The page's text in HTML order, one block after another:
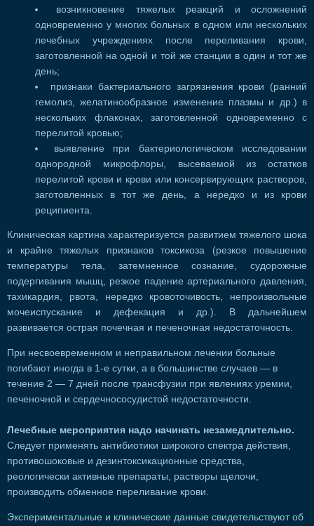
возникновение тяжелых реакций и осложнений
одновременно у многих больных в одном или нескольких
лечебных учреждениях после переливания крови,
заготовленной на одной и той же станции в один и тот же
день;
признаки бактериального загрязнения крови (ранний
гемолиз, желатинообразное изменение плазмы и др.) в
нескольких флаконах, заготовленной одновременно с
перелитой кровью;
выявление при бактериологическом исследовании
однородной микрофлоры, высеваемой из остатков
перелитой крови и крови или консервирующих растворов,
заготовленных в тот же день, а нередко и из крови
реципиента.
Клиническая картина характеризуется развитием тяжелого шока
и крайне тяжелых признаков токсикоза (резкое повышение
температуры тела, затемненное сознание, судорожные
подергивания мышц, резкое падение артериального давления,
тахикардия, рвота, нередко кровоточивость, непроизвольные
мочеиспускание и дефекация и др.). В дальнейшем
развивается острая почечная и печеночная недостаточность.
При несвоевременном и неправильном лечении больные
погибают иногда в 1-е сутки, а в большинстве случаев — в
течение 2 — 7 дней после трансфузии при явлениях уремии,
печеночной и сердечнососудистой недостаточности.
Лечебные мероприятия надо начинать незамедлительно.
Следует применять антибиотики широкого спектра действия,
противошоковые и дезинтоксикационные средства,
реологически активные препараты, растворы щелочи,
производить обменное переливание крови.
Экспериментальные и клинические данные свидетельствуют об